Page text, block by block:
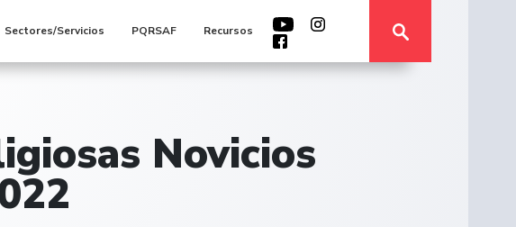
Sectores/Servicios PQRSAF Recursos
Novicios